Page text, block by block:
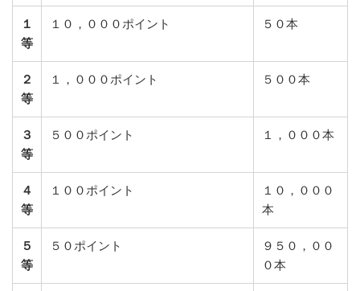
１
等
１０，０００ポイント ５０本
２
等
１，０００ポイント ５００本
３
等
５００ポイント １，０００本
４
等
１００ポイント
１０，０００
本
５
等
５０ポイント
９５０，００
０本